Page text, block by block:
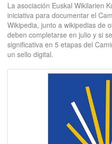
La asociación Euskal Wikilarien
iniciativa para documentar el
Wikipedia, junto a wikipedias de
deben completarse en julio y si
significativa en 5 etapas del
un sello digital.